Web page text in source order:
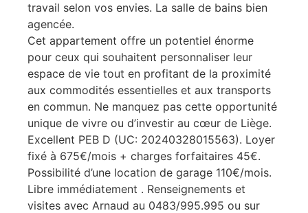
travail selon vos envies. La salle de bains bien
agencée.
Cet appartement offre un potentiel énorme
pour ceux qui souhaitent personnaliser leur
espace de vie tout en profitant de la proximité
aux commodités essentielles et aux transports
en commun. Ne manquez pas cette opportunité
unique de vivre ou d’investir au cœur de Liège.
Excellent PEB D (UC: 20240328015563). Loyer
fixé à 675€/mois + charges forfaitaires 45€.
Possibilité d’une location de garage 110€/mois.
Libre immédiatement . Renseignements et
visites avec Arnaud au 0483/995.995 ou sur